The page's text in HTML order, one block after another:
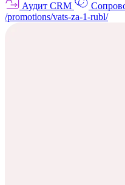
Аудит CRM
/promotions/vats-za-1-rubl/